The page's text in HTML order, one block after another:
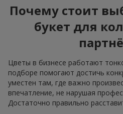
Почему стоит
букет для
Цветы в бизнесе работают
подборе помогают достичь
уместен там, где важно
впечатление, не нарушая
Достаточно правильно